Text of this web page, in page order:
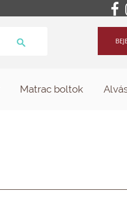
Matrac boltok